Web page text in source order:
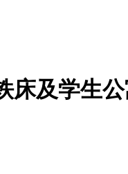
床及学生公